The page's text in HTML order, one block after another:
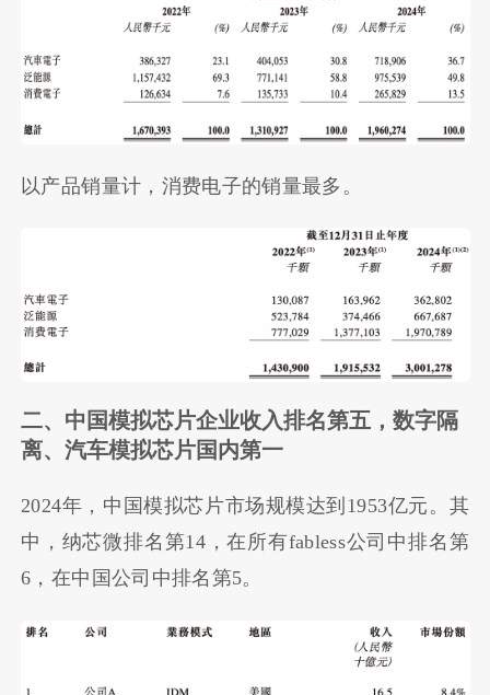
以产品销量计，消费电子的销量最多。
二、中国模拟芯片企业收入排名第五，数字隔
离、汽车模拟芯片国内第一
2024年，中国模拟芯片市场规模达到1953亿元。其
中，纳芯微排名第14，在所有fabless公司中排名第
6，在中国公司中排名第5。